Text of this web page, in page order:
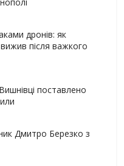
дронів: як
після важкого
поставлено
Дмитро Березко з